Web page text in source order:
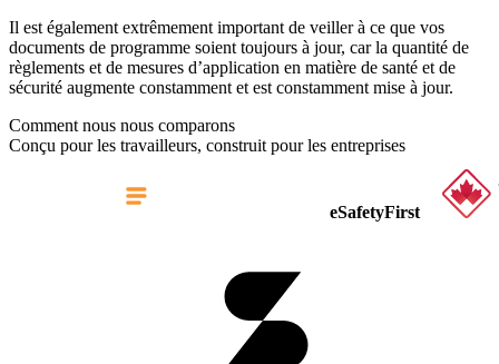
Il est également extrêmement important de veiller à ce que vos
documents de programme soient toujours à jour, car la quantité de
règlements et de mesures d’application en matière de santé et de
sécurité augmente constamment et est constamment mise à jour.
Comment nous nous comparons
Conçu pour les travailleurs, construit pour les entreprises
eSafetyFirst